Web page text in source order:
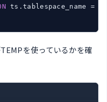
を使っているかを確